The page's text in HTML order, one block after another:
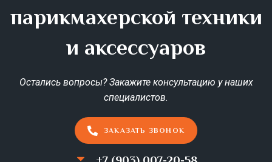
парикмахерской техники
и аксессуаров
Остались вопросы? Закажите консультацию у наших
специалистов.
ЗАКАЗАТЬ ЗВОНОК